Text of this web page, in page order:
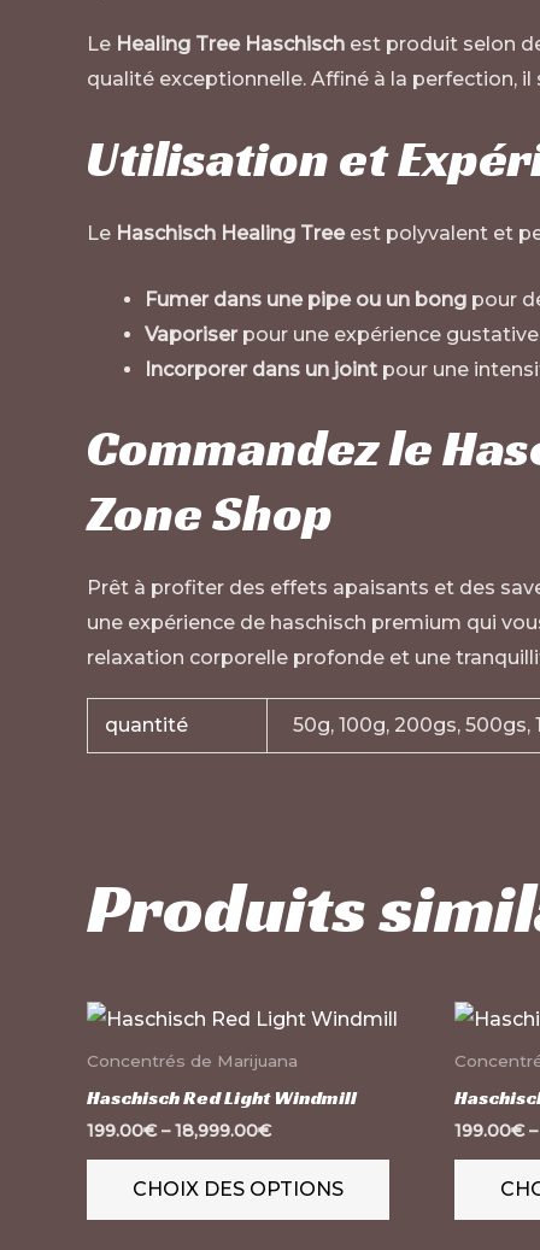
Le Healing Tree Haschisch est produit selon
qualité exceptionnelle. Affiné à la perfection,
Utilisation et
Le Haschisch Healing Treeest polyvalent et
Fumer dans une pipe ou un bong pour
Vaporiser pour une expérience
Incorporer dans un joint pour une
Commandez le
Zone Shop
Prêt à profiter des effets apaisants et des
une expérience de haschisch premium qui
relaxation corporelle profonde et une
quantité 50g, 100g, 200gs,
Produits
Concentrés de Marijuana
Haschisch Red Light Windmill
199.00€–18,999.00€
CHOIX DES OPTIONS
Ce
produit
plusieurs
variations.
options
199.00€–